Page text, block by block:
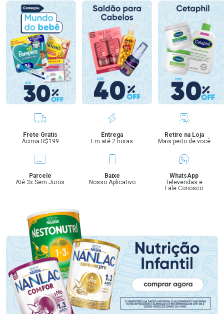
Benefícios
Frete Grátis
Acima R$199
Entrega
Em até 2 horas
Retire na Loja
Mais perto de você
Parcele
Até 3x Sem Juros
Baixe
Nosso Aplicativo
WhatsApp
Televendas e
Fale Conosco